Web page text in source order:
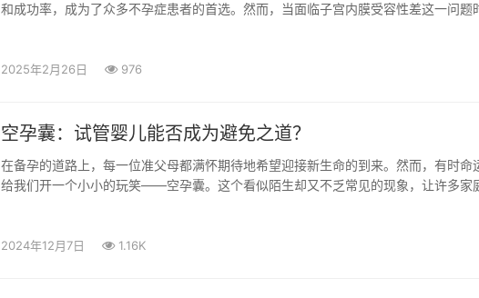
和成功率，成为了众多不孕症患者的首选。然而，当面临子宫内膜受容性差这一问题
2025年2月26日 976
空孕囊：试管婴儿能否成为避免之道？
在备孕的道路上，每一位准父母都满怀期待地希望迎接新生命的到来。然而，有时命
给我们开一个小小的玩笑——空孕囊。这个看似陌生却又不乏常见的现象，让许多家
2024年12月7日 1.16K